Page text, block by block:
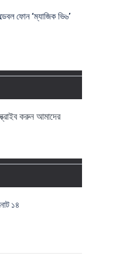
ফোন ‘ম্যাজিক ভি৬’
করুন আমাদের
১৪